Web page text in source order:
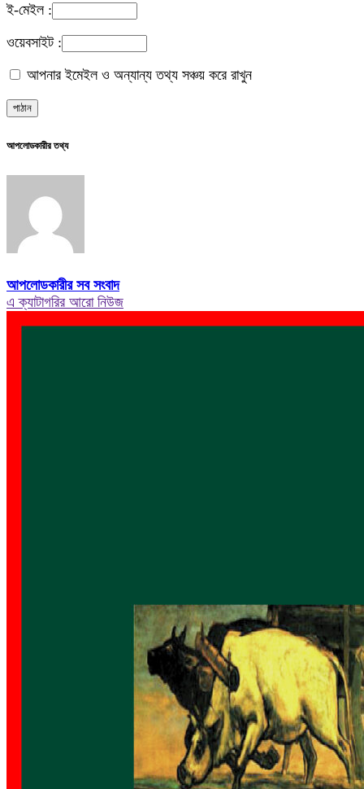
ই-মেইল :
ওয়েবসাইট :
আপনার ইমেইল ও অন্যান্য তথ্য সঞ্চয় করে রাখুন
আপলোডকারীর তথ্য
আপলোডকারীর সব সংবাদ
এ ক্যাটাগরির আরো নিউজ